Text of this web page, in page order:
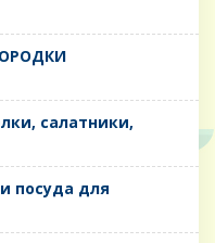
салатники,
посуда для